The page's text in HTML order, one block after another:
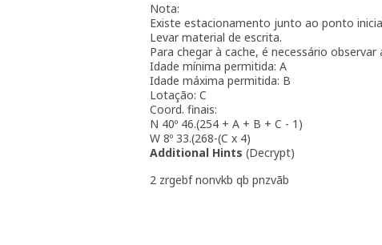
Nota:
Existe estacionamento junto ao ponto
Levar material de escrita.
Para chegar à cache, é necessário
Idade mínima permitida: A
Idade máxima permitida: B
Lotação: C
Coord. finais:
N 40º 46.(254 + A + B + C - 1)
W 8º 33.(268-(C x 4)
Additional Hints (Decrypt)
2 zrgebf nonvkb qb pnzvãb